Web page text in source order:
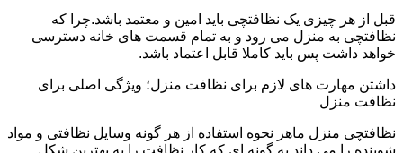
قبل از هر چیزی یک نظافتچی باید امین و معتمد باشد.چرا که
نظافتچی به منزل می رود و به تمام قسمت های خانه دسترسی
خواهد داشت پس باید کاملا قابل اعتماد باشد.
داشتن مهارت های لازم برای نظافت منزل؛ ویژگی اصلی برای
نظافت منزل
نظافتچی منزل ماهر نحوه استفاده از هر گونه وسایل نظافتی و مواد